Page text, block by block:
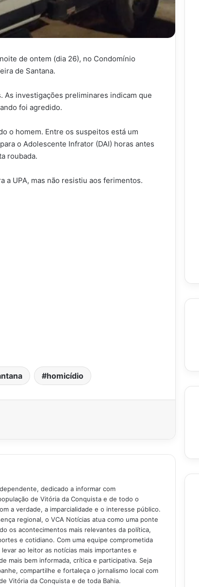
de ontem (dia 26), no Condomínio
de Santana.
As investigações preliminares indicam que
foi agredido.
o homem. Entre os suspeitos está um
o Adolescente Infrator (DAI) horas antes
roubada.
a UPA, mas não resistiu aos ferimentos.
homicídio
dedicado a informar com
de Vitória da Conquista e de todo o
a verdade, a imparcialidade e o interesse público.
regional, o VCA Notícias atua como uma ponte
os acontecimentos mais relevantes da política,
e cotidiano. Com uma equipe comprometida
ao leitor as notícias mais importantes e
mais bem informada, crítica e participativa. Seja
compartilhe e fortaleça o jornalismo local com
Vitória da Conquista e de toda Bahia.